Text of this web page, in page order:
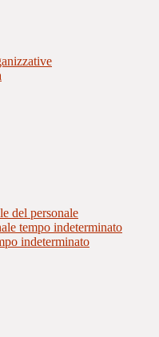
del personale
tempo indeterminato
indeterminato